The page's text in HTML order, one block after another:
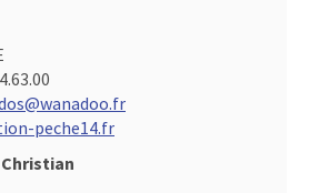
peche14.fr
Christian